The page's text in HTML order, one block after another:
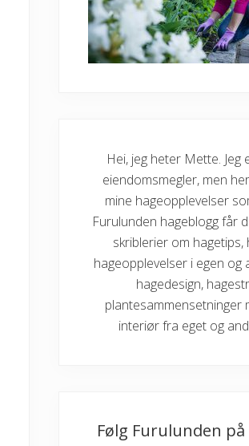
Hei, jeg heter Mette. Jeg
eiendomsmegler, men
mine hageopplevelser
Furulunden hageblogg får
skriblerier om hagetips,
hageopplevelser i egen og
hagedesign,
plantesammensetninger
interiør fra eget og
Følg Furulunden på